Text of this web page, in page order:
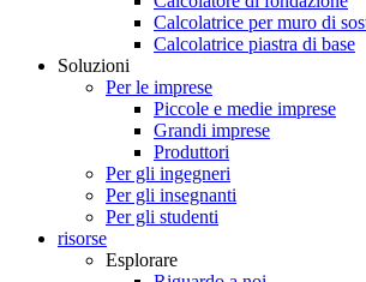
Calcolatrice per muro di
Calcolatrice piastra di base
Soluzioni
Per le imprese
Piccole e medie imprese
Grandi imprese
Produttori
Per gli ingegneri
Per gli insegnanti
Per gli studenti
risorse
Esplorare